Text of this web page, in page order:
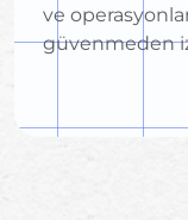
ve
güvenmeden